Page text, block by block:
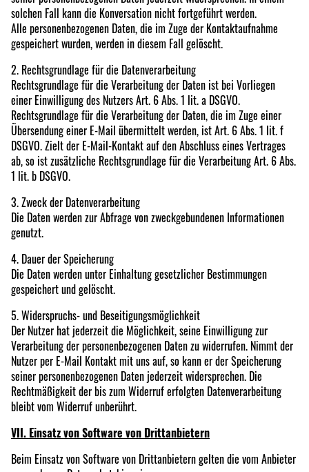
solchen Fall kann die Konversation nicht fortgeführt werden.
Alle personenbezogenen Daten, die im Zuge der Kontaktaufnahme
gespeichert wurden, werden in diesem Fall gelöscht.
2. Rechtsgrundlage für die Datenverarbeitung
Rechtsgrundlage für die Verarbeitung der Daten ist bei Vorliegen
einer Einwilligung des Nutzers Art. 6 Abs. 1 lit. a DSGVO.
Rechtsgrundlage für die Verarbeitung der Daten, die im Zuge einer
Übersendung einer E-Mail übermittelt werden, ist Art. 6 Abs. 1 lit. f
DSGVO. Zielt der E-Mail-Kontakt auf den Abschluss eines Vertrages
ab, so ist zusätzliche Rechtsgrundlage für die Verarbeitung Art. 6 Abs.
1 lit. b DSGVO.
3. Zweck der Datenverarbeitung
Die Daten werden zur Abfrage von zweckgebundenen Informationen
genutzt.
4. Dauer der Speicherung
Die Daten werden unter Einhaltung gesetzlicher Bestimmungen
gespeichert und gelöscht.
5. Widerspruchs- und Beseitigungsmöglichkeit
Der Nutzer hat jederzeit die Möglichkeit, seine Einwilligung zur
Verarbeitung der personenbezogenen Daten zu widerrufen. Nimmt der
Nutzer per E-Mail Kontakt mit uns auf, so kann er der Speicherung
seiner personenbezogenen Daten jederzeit widersprechen. Die
Rechtmäßigkeit der bis zum Widerruf erfolgten Datenverarbeitung
bleibt vom Widerruf unberührt.
VII. Einsatz von Software von Drittanbietern
Beim Einsatz von Software von Drittanbietern gelten die vom Anbieter